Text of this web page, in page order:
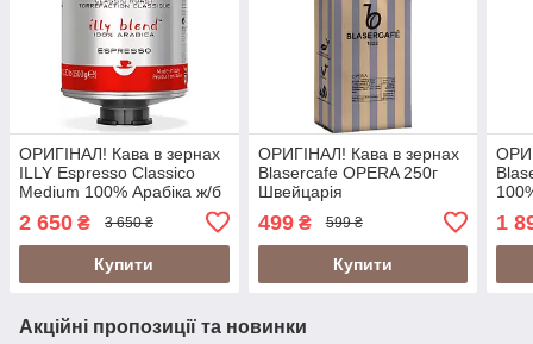
ОРИГІНАЛ! Кава в зернах
ILLY Espresso Classico
Medium 100% Арабіка ж/б
2 650 ₴ 3 650 ₴
Купити
ОРИГІНАЛ! Кава в зернах
Blasercafe OPERA 250г
Швейцарія
499₴ 599 ₴
Купити
1
Акційні пропозиції та новинки